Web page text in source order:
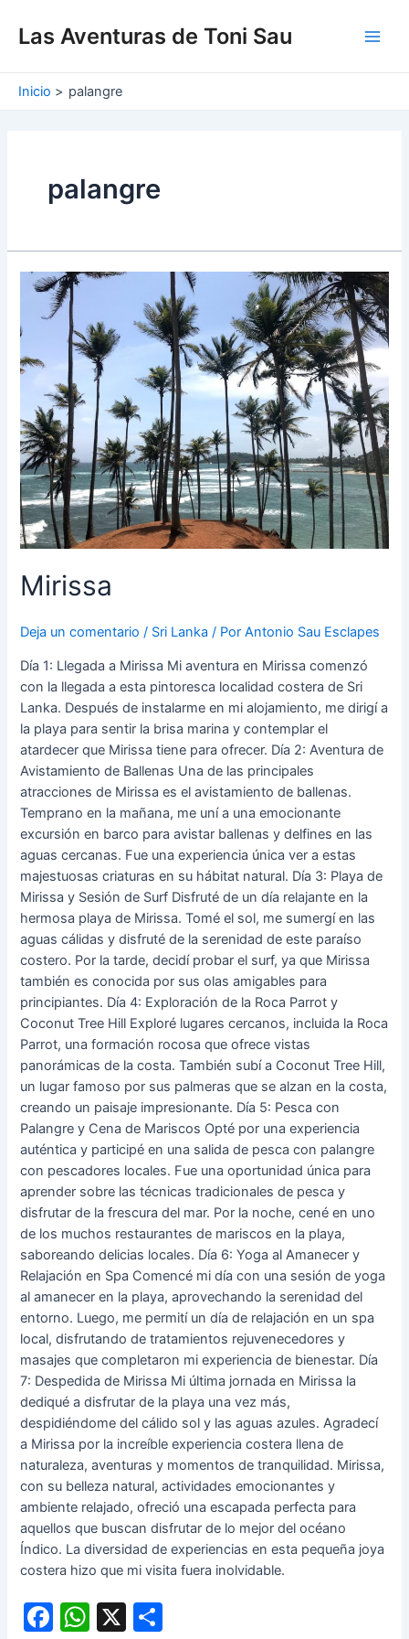
Las Aventuras de Toni Sau
Inicio palangre
palangre
Mirissa
Deja un comentario / Sri Lanka / PorAntonio Sau Esclapes
Día 1: Llegada a Mirissa Mi aventura en Mirissa comenzó
con la llegada a esta pintoresca localidad costera de Sri
Lanka. Después de instalarme en mi alojamiento, me dirigí a
la playa para sentir la brisa marina y contemplar el
atardecer que Mirissa tiene para ofrecer. Día 2: Aventura de
Avistamiento de Ballenas Una de las principales
atracciones de Mirissa es el avistamiento de ballenas.
Temprano en la mañana, me uní a una emocionante
excursión en barco para avistar ballenas y delfines en las
aguas cercanas. Fue una experiencia única ver a estas
majestuosas criaturas en su hábitat natural. Día 3: Playa de
Mirissa y Sesión de Surf Disfruté de un día relajante en la
hermosa playa de Mirissa. Tomé el sol, me sumergí en las
aguas cálidas y disfruté de la serenidad de este paraíso
costero. Por la tarde, decidí probar el surf, ya que Mirissa
también es conocida por sus olas amigables para
principiantes. Día 4: Exploración de la Roca Parrot y
Coconut Tree Hill Exploré lugares cercanos, incluida la Roca
Parrot, una formación rocosa que ofrece vistas
panorámicas de la costa. También subí a Coconut Tree Hill,
un lugar famoso por sus palmeras que se alzan en la costa,
creando un paisaje impresionante. Día 5: Pesca con
Palangre y Cena de Mariscos Opté por una experiencia
auténtica y participé en una salida de pesca con palangre
con pescadores locales. Fue una oportunidad única para
aprender sobre las técnicas tradicionales de pesca y
disfrutar de la frescura del mar. Por la noche, cené en uno
de los muchos restaurantes de mariscos en la playa,
saboreando delicias locales. Día 6: Yoga al Amanecer y
Relajación en Spa Comencé mi día con una sesión de yoga
al amanecer en la playa, aprovechando la serenidad del
entorno. Luego, me permití un día de relajación en un spa
local, disfrutando de tratamientos rejuvenecedores y
masajes que completaron mi experiencia de bienestar. Día
7: Despedida de Mirissa Mi última jornada en Mirissa la
dediqué a disfrutar de la playa una vez más,
despidiéndome del cálido sol y las aguas azules. Agradecí
a Mirissa por la increíble experiencia costera llena de
naturaleza, aventuras y momentos de tranquilidad. Mirissa,
con su belleza natural, actividades emocionantes y
ambiente relajado, ofreció una escapada perfecta para
aquellos que buscan disfrutar de lo mejor del océano
Índico. La diversidad de experiencias en esta pequeña joya
costera hizo que mi visita fuera inolvidable.
F
W X